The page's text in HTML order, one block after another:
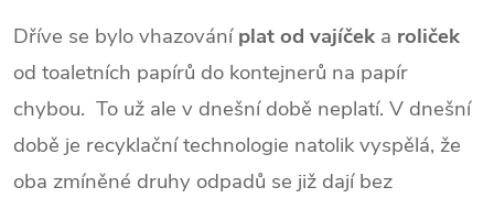
Dříve se bylo vhazováníplat od vajíček a roliček
od toaletních papírů do kontejnerů na papír
chybou. To už ale v dnešní době neplatí. V dnešní
době je recyklační technologie natolik vyspělá, že
oba zmíněné druhy odpadů se již dají bez